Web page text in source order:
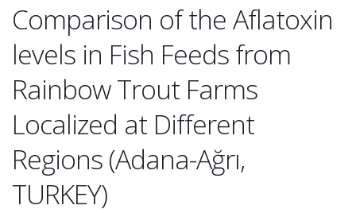
Comparison of the Aflatoxin
levels in Fish Feeds from
Rainbow Trout Farms
Localized at Different
Regions (Adana-Ağrı,
TURKEY)